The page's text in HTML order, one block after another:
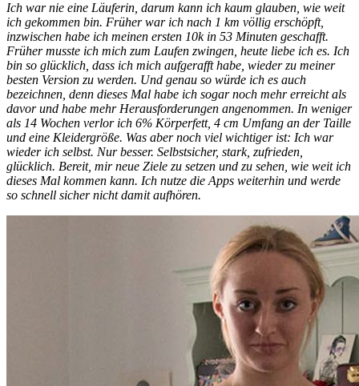
Ich war nie eine Läuferin, darum kann ich kaum glauben, wie weit
ich gekommen bin. Früher war ich nach 1 km völlig erschöpft,
inzwischen habe ich meinen ersten 10k in 53 Minuten geschafft.
Früher musste ich mich zum Laufen zwingen, heute liebe ich es. Ich
bin so glücklich, dass ich mich aufgerafft habe, wieder zu meiner
besten Version zu werden. Und genau so würde ich es auch
bezeichnen, denn dieses Mal habe ich sogar noch mehr erreicht als
davor und habe mehr Herausforderungen angenommen. In weniger
als 14 Wochen verlor ich 6% Körperfett, 4 cm Umfang an der Taille
und eine Kleidergröße. Was aber noch viel wichtiger ist: Ich war
wieder ich selbst. Nur besser. Selbstsicher, stark, zufrieden,
glücklich. Bereit, mir neue Ziele zu setzen und zu sehen, wie weit ich
dieses Mal kommen kann. Ich nutze die Apps weiterhin und werde
so schnell sicher nicht damit aufhören.